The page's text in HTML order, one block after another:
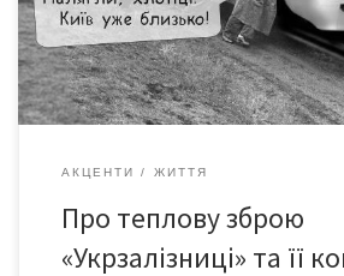
запізнився. Причому вікна вагона були
провітрити […]
АКЦЕНТИ ЖИТТЯ
Про теплову зброю
«Укрзалізниці» та її